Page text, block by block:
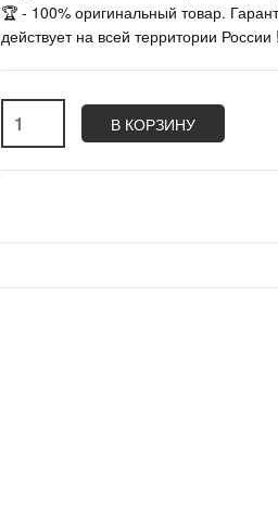
🏆 - 100% оригинальный товар.
действует на всей территории России !
В КОРЗИНУ